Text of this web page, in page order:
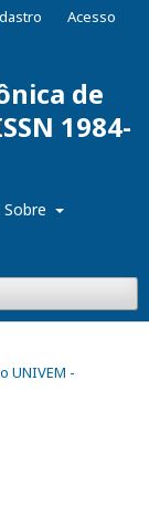
de
1984-
Sobre
Acesso
UNIVEM -